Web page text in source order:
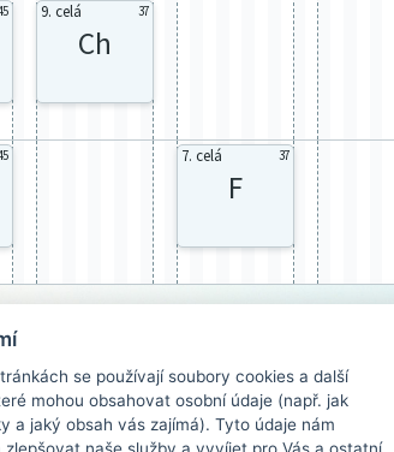
9. celá 37
Ch
7. celá 37
F
se používají soubory cookies a další
mohou obsahovat osobní údaje (např. jak
a jaký obsah vás zajímá). Tyto údaje nám